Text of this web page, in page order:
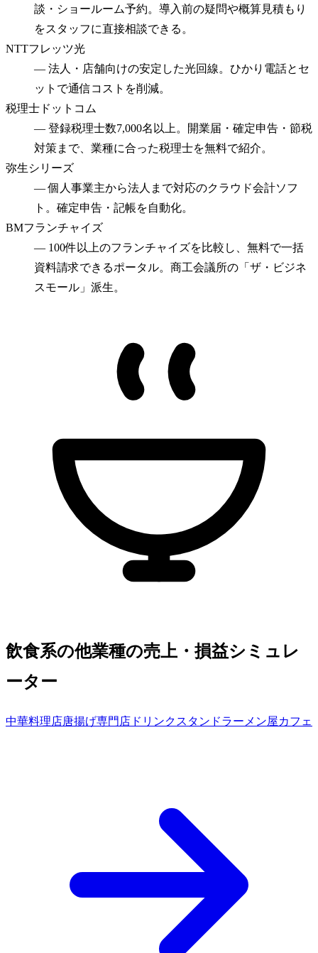
談・ショールーム予約。導入前の疑問や概算見積もり
をスタッフに直接相談できる。
NTTフレッツ光
— 法人・店舗向けの安定した光回線。ひかり電話とセ
ットで通信コストを削減。
税理士ドットコム
— 登録税理士数7,000名以上。開業届・確定申告・節税
対策まで、業種に合った税理士を無料で紹介。
弥生シリーズ
—個人事業主から法人まで対応のクラウド会計ソフ
ト。確定申告・記帳を自動化。
BMフランチャイズ
— 100件以上のフランチャイズを比較し、無料で一括
資料請求できるポータル。商工会議所の「ザ・ビジネ
スモール」派生。
飲食系の他業種の売上・損益シミュレ
ーター
中華料理店唐揚げ専門店 ドリンクスタンドラーメン屋カフェ